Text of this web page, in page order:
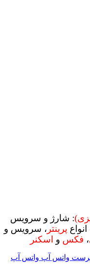
: شارژ و سرویس
پرینتر ، سرویس و
، فکس و اسکنر
واتس آپ واتس آپ